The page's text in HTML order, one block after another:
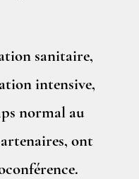
sanitaire,
intensive,
normal au
ont